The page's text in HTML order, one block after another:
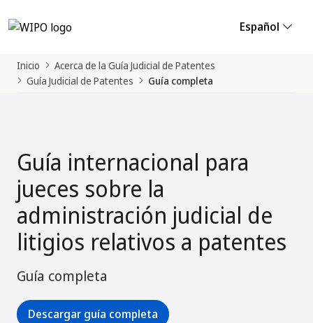
Español
Inicio
Acerca de la Guía Judicial de Patentes
Guía Judicial de Patentes
Guía completa
Guía internacional para
jueces sobre la
administración judicial de
litigios relativos a patentes
Guía completa
Descargar guía completa